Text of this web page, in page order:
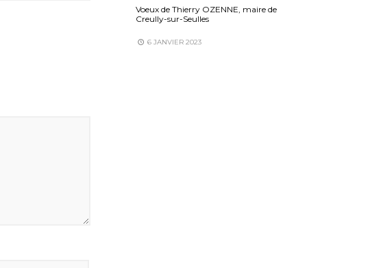
Voeux de Thierry OZENNE, maire de
Creully-sur-Seulles
6 JANVIER 2023